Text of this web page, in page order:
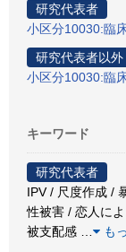
研究代表者
小区分10030:臨
研究代表者以外
小区分10030:臨
キーワード
研究代表者
IPV / 尺度作成 /
性被害 / 恋人に
被支配感
も